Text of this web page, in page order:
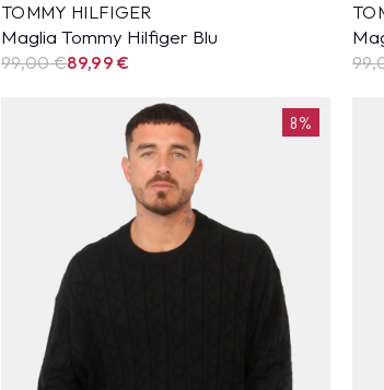
TOMMY HILFIGER
Maglia Tommy Hilfiger Blu
99,00 €89,99€
8%